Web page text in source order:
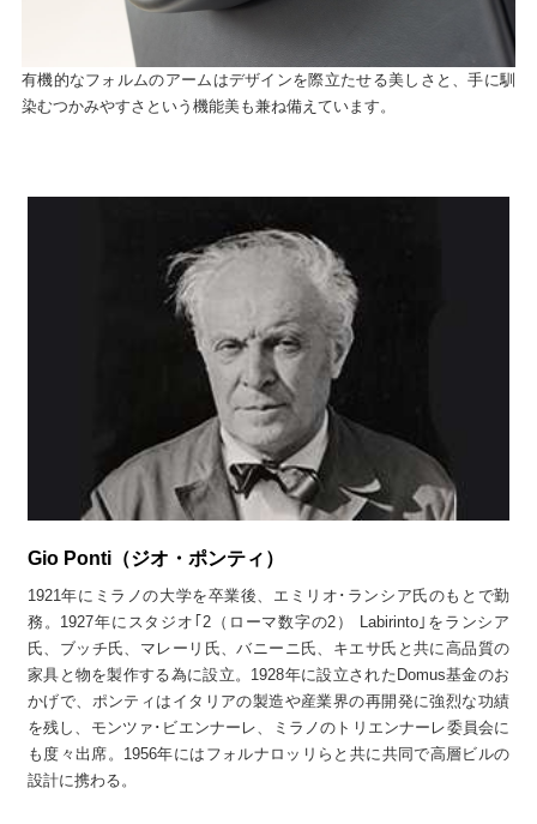
有機的なフォルムのアームはデザインを際立たせる美しさと、手に馴
染むつかみやすさという機能美も兼ね備えています。
Gio Ponti（ジオ・ポンティ）
1921年にミラノの大学を卒業後、エミリオ･ランシア氏のもとで勤
務。1927年にスタジオ｢2（ローマ数字の2） Labirinto｣をランシア
氏、ブッチ氏、マレーリ氏、バニーニ氏、キエサ氏と共に高品質の
家具と物を製作する為に設立。1928年に設立されたDomus基金のお
かげで、ポンティはイタリアの製造や産業界の再開発に強烈な功績
を残し、モンツァ･ビエンナーレ、ミラノのトリエンナーレ委員会に
も度々出席。1956年にはフォルナロッリらと共に共同で高層ビルの
設計に携わる。